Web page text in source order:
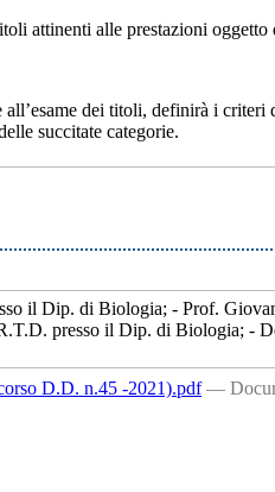
attinenti alle prestazioni oggetto
dei titoli, definirà i criteri
succitate categorie.
il Dip. di Biologia; - Prof.
presso il Dip. di Biologia; -
D.D. n.45 -2021).pdf —